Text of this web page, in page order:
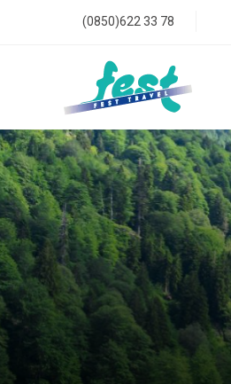
(0850)622 33 78